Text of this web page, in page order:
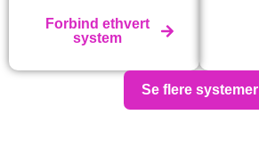
Forbind ethvert
system
Se flere systemer